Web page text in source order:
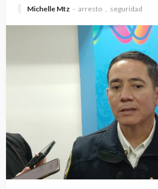
Michelle Mtz arresto seguridad